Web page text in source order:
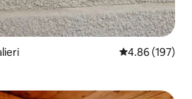
Calificación
4.86 (197)